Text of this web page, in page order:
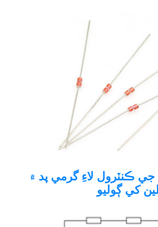
ڪنٽرول لاءِ گرمي پد ۾